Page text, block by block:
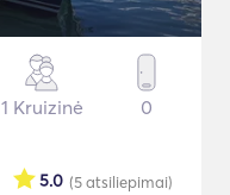
1 Kruizinė 0
(5atsiliepimai)
5.0